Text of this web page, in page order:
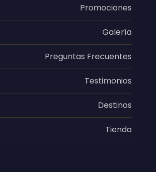
Promociones
Galería
Preguntas Frecuentes
Testimonios
Destinos
Tienda